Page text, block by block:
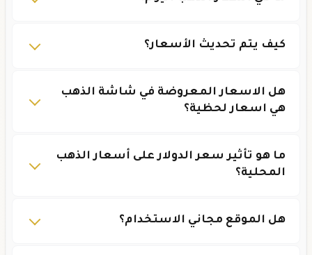
كيف يتم تحديث الأسعار؟
هل الاسعار المعروضة في شاشة الذهب
هي اسعار لحظية؟
ما هو تأثير سعر الدولار على أسعار الذهب
المحلية؟
هل الموقع مجاني الاستخدام؟